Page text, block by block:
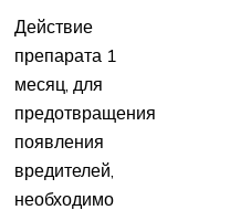
Действие
препарата 1
месяц, для
предотвращения
появления
вредителей,
необходимо